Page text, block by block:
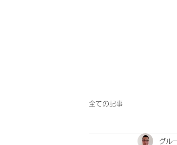
全ての記事
グル